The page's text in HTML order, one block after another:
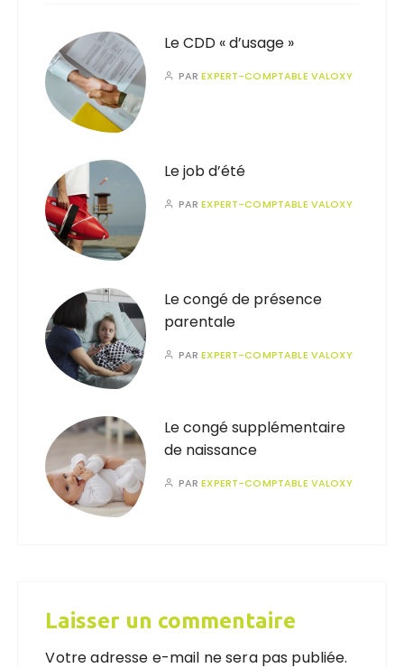
Le CDD « d’usage »
PAREXPERT-COMPTABLE VALOXY
Le job d’été
PAREXPERT-COMPTABLE VALOXY
Le congé de présence
parentale
PAREXPERT-COMPTABLE VALOXY
Le congé supplémentaire
de naissance
PAREXPERT-COMPTABLE VALOXY
Laisser un commentaire
Votre adresse e-mail ne sera pas publiée.